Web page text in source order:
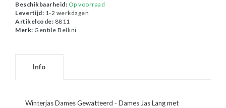
Beschikbaarheid: Op voorraad
Levertijd: 1-2 werkdagen
Artikelcode: 8811
Merk: Gentile Bellini
Info
Winterjas Dames Gewatteerd - Dames Jas Lang met